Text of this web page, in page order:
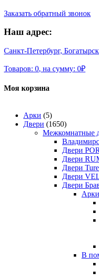
Заказать обратный звонок
Наш адрес:
Санкт-Петербург,
Товаров: 0, на сумму: 0₽
Моя корзина
Арки (5)
Двери (1650)
Межкомнатные
Двери
Двери
Двери
Двери
Двери
В